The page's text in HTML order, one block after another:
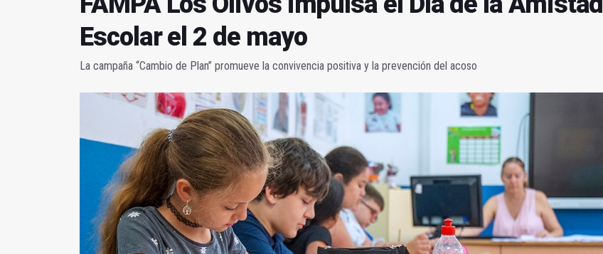
Escolar el 2 de mayo
La campaña “Cambio de Plan” promueve la convivencia positiva y la prevención del acoso